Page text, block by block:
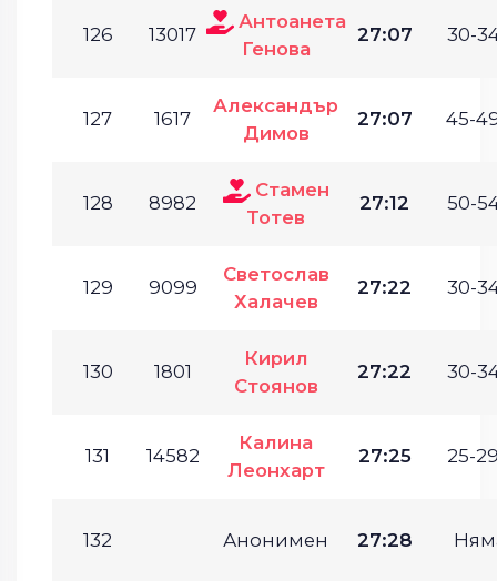
126 13017
Антоанета
Генова
27:07 30-
127 1617
Александър
Димов
27:07 45-
128 8982
Стамен
Тотев
27:12 50-
129 9099
Светослав
Халачев
27:22 30-
130 1801
Кирил
Стоянов
27:22 30-
131 14582
Калина
Леонхарт
27:25 25-
132 Анонимен 27:28